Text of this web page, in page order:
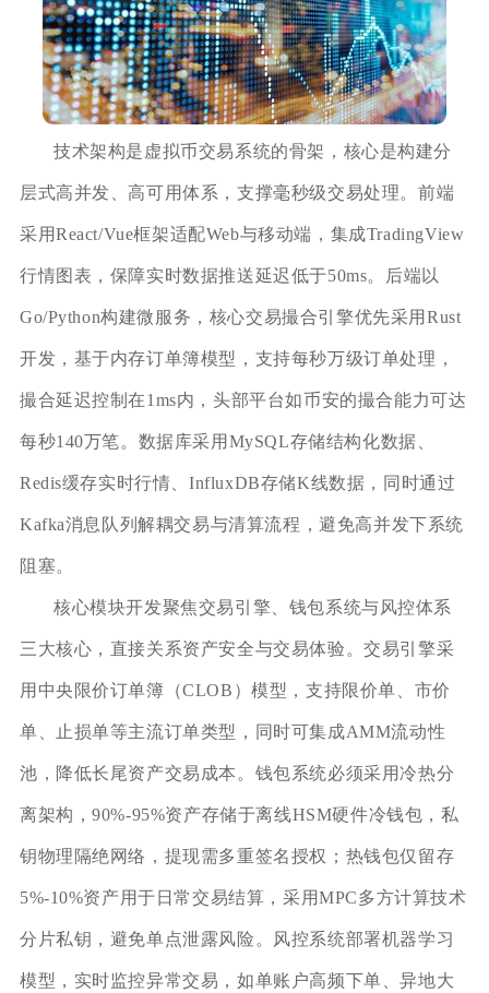
技术架构是虚拟币交易系统的骨架，核心是构建分
层式高并发、高可用体系，支撑毫秒级交易处理。前端
采用React/Vue框架适配Web与移动端，集成TradingView
行情图表，保障实时数据推送延迟低于50ms。后端以
Go/Python构建微服务，核心交易撮合引擎优先采用Rust
开发，基于内存订单簿模型，支持每秒万级订单处理，
撮合延迟控制在1ms内，头部平台如币安的撮合能力可达
每秒140万笔。数据库采用MySQL存储结构化数据、
Redis缓存实时行情、InfluxDB存储K线数据，同时通过
Kafka消息队列解耦交易与清算流程，避免高并发下系统
阻塞。
核心模块开发聚焦交易引擎、钱包系统与风控体系
三大核心，直接关系资产安全与交易体验。交易引擎采
用中央限价订单簿（CLOB）模型，支持限价单、市价
单、止损单等主流订单类型，同时可集成AMM流动性
池，降低长尾资产交易成本。钱包系统必须采用冷热分
离架构，90%-95%资产存储于离线HSM硬件冷钱包，私
钥物理隔绝网络，提现需多重签名授权；热钱包仅留存
5%-10%资产用于日常交易结算，采用MPC多方计算技术
分片私钥，避免单点泄露风险。风控系统部署机器学习
模型，实时监控异常交易，如单账户高频下单、异地大